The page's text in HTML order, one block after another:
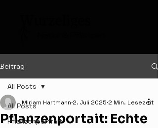
Beitrag
All Posts
Pflanzenportrait
All Posts
Pflanzenportait: Echte
Miriam Hartmann 2. Juli 2025 2 Min. Lesezeit